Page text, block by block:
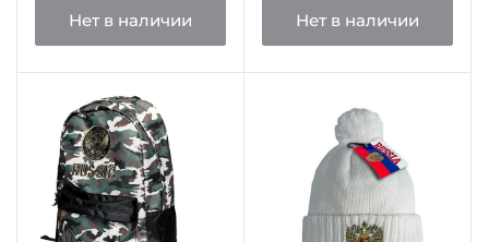
Нет в наличии
Нет в наличии